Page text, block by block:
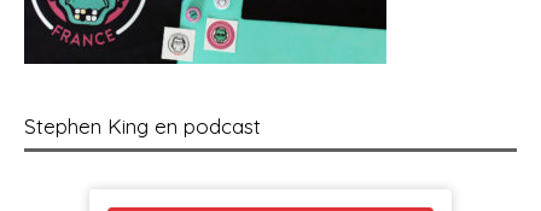
Stephen King en podcast